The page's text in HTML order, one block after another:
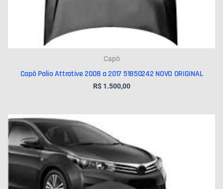
Capô
Capô Palio Attrative 2008 a 2017 51850242 NOVO ORIGINAL
R$1.500,00